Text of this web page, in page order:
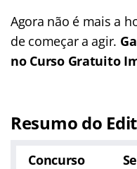
Agora não é mais a
de começar a agir.
no Curso Gratuito
Resumo do
Concurso